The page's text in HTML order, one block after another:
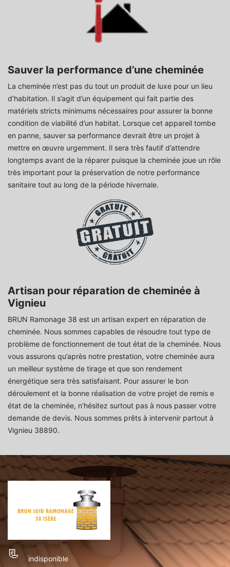
Sauver la performance d’une cheminée
La cheminée n’est pas du tout un produit de luxe pour un lieu
d’habitation. Il s’agit d’un équipement qui fait partie des
matériels stricts minimums nécessaires pour assurer la bonne
condition de viabilité d’un habitat. Lorsque cet appareil tombe
en panne, sauver sa performance devrait être un projet à
mettre en œuvre urgemment. Il sera très fautif d’attendre
longtemps avant de la réparer puisque la cheminée joue un rôle
très important pour la préservation de notre performance
sanitaire tout au long de la période hivernale.
Artisan pour réparation de cheminée à
Vignieu
BRUN Ramonage 38 est un artisan expert en réparation de
cheminée. Nous sommes capables de résoudre tout type de
problème de fonctionnement de tout état de la cheminée. Nous
vous assurons qu’après notre prestation, votre cheminée aura
un meilleur système de tirage et que son rendement
énergétique sera très satisfaisant. Pour assurer le bon
déroulement et la bonne réalisation de votre projet de remis e
état de la cheminée, n’hésitez surtout pas à nous passer votre
demande de devis. Nous sommes prêts à intervenir partout à
Vignieu 38890.
indisponible